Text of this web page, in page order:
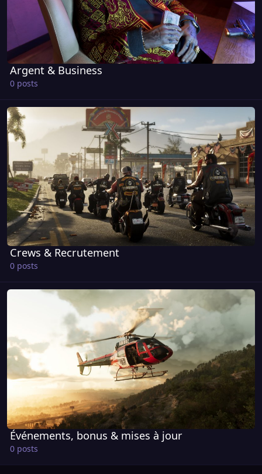
Argent & Business
0 posts
Crews & Recrutement
Crews & Recrutement
0 posts
Événements, bonus & mises à jour
Événements, bonus & mises à jour
0 posts